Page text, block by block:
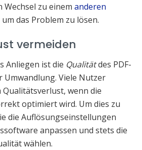
zu einem anderen
um das Problem zu lösen.
vermeiden
Anliegen ist die Qualitätdes PDF-
Umwandlung. Viele Nutzer
wenn die
optimiert wird. Um dies zu
die Auflösungseinstellungen
anpassen und stets die
wählen.